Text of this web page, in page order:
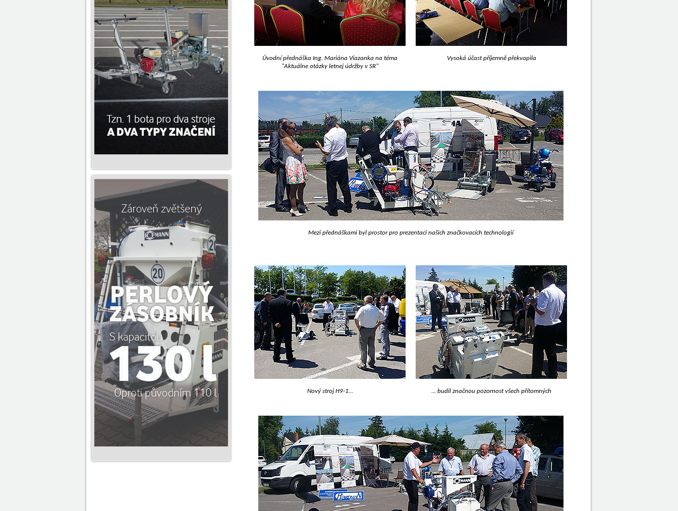
Úvodní přednáška Ing. Mariána Viazanka na téma
"Aktuálne otázky letnej údržby v SR"
Vysoká účast příjemně překvapila
Mezi přednáškami byl prostor pro prezentaci našich značkovacích technologií
Nový stroj H9-1... ... budil značnou pozornost všech přítomných